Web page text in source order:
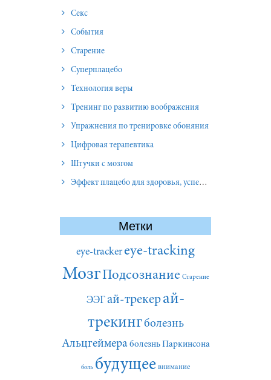
Секс
События
Старение
Суперплацебо
Технология веры
Тренинг по развитию воображения
Упражнения по тренировке обоняния
Цифровая терапевтика
Штучки с мозгом
Эффект плацебо для здоровья, успеха и отношений
Метки
eye-tracker eye-tracking
МозгПодсознание Старение
ЭЭГай-трекерай-
трекингболезнь
Альцгеймера болезнь Паркинсона
боль будущее внимание